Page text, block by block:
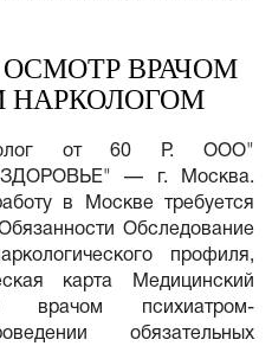
ВРАЧОМ
НАРКОЛОГОМ
от 60 P. ООО"
— г. Москва.
в Москве требуется
Обследование
профиля,
карта Медицинский
врачом психиатром-
обязательных